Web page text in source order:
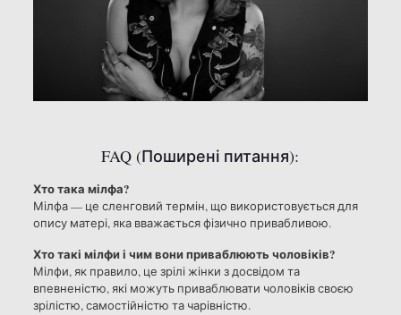
FAQ (Поширені питання):
Хто така мілфа?
Мілфа — це сленговий термін, що використовується для
опису матері, яка вважається фізично привабливою.
Хто такі мілфи і чим вони приваблюють чоловіків?
Мілфи, як правило, це зрілі жінки з досвідом та
впевненістю, які можуть приваблювати чоловіків своєю
зрілістю, самостійністю та чарівністю.